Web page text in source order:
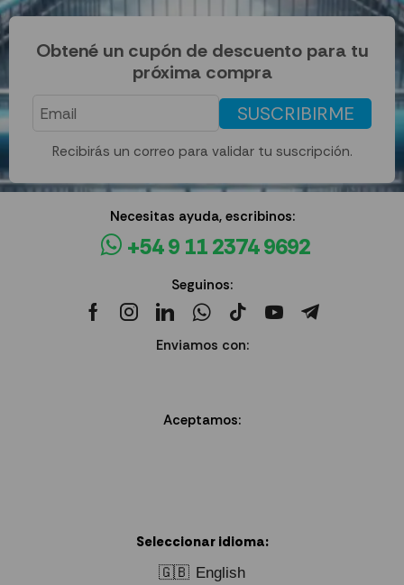
Obtené un cupón de descuento para tu
próxima compra
SUSCRIBIRME
Recibirás un correo para validar tu suscripción.
Necesitas ayuda, escribinos:
+54 9 11 2374 9692
Seguinos:
Enviamos con:
Aceptamos:
Seleccionar idioma:
🇬🇧 English